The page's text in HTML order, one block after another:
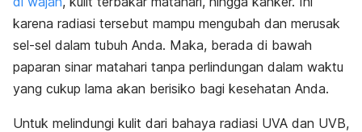
karena radiasi tersebut mampu mengubah dan merusak
sel-sel dalam tubuh Anda. Maka, berada di bawah
paparan sinar matahari tanpa perlindungan dalam waktu
yang cukup lama akan berisiko bagi kesehatan Anda.
Untuk melindungi kulit dari bahaya radiasi UVA dan UVB,